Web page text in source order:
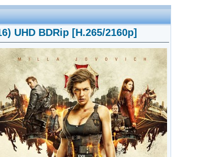
UHD BDRip [H.265/2160p]